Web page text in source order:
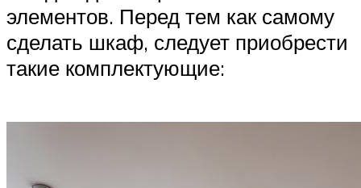
элементов. Перед тем как самому
сделать шкаф, следует приобрести
такие комплектующие: